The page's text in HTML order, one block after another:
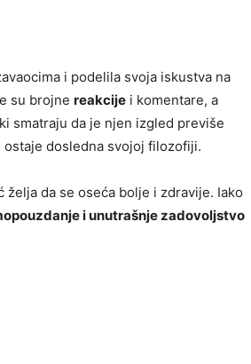
i podelila svoja iskustva na
su brojne reakcije i komentare, a
smatraju da je njen izgled previše
dosledna svojoj filozofiji.
da se oseća bolje i zdravije. Iako
i unutrašnje zadovoljstvo